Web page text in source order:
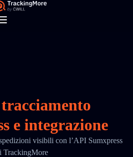
e integrazione
visibili con l’API Sumxpress
TrackingMore